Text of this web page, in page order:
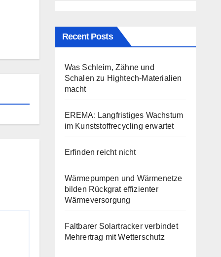
Recent Posts
Was Schleim, Zähne und
Schalen zu Hightech-Materialien
macht
EREMA: Langfristiges Wachstum
im Kunststoffrecycling erwartet
Erfinden reicht nicht
Wärmepumpen und Wärmenetze
bilden Rückgrat effizienter
Wärmeversorgung
Faltbarer Solartracker verbindet
Mehrertrag mit Wetterschutz